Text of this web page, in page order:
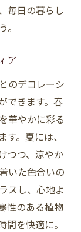
毎日の暮らし
ア
のデコレーシ
できます。春
華やかに彩る
。夏には、
つつ、涼やか
いた色合いの
スし、心地よ
性のある植物
を快適に。